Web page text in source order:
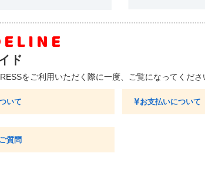
ド
をご利用いただく際に一度、ご覧になってくださ
いて お支払いについて
質問